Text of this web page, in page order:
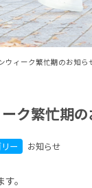
ウィーク繁忙期のお知ら
ク繁忙期
ー お知らせ
。